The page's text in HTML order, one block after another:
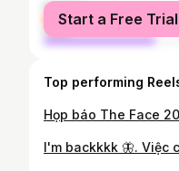
female
male
Start a Free
Top performing
Họp báo The Face